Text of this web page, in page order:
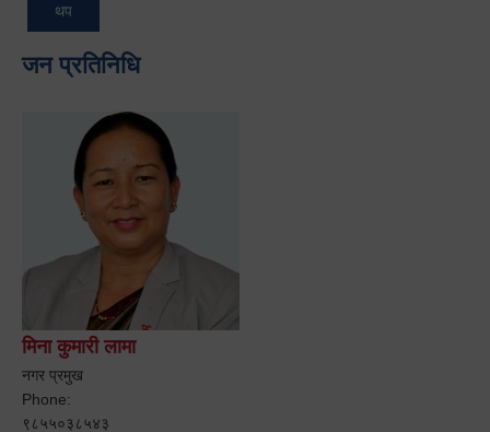
थप
जन प्रतिनिधि
मिना कुमारी लामा
नगर प्रमुख
Phone:
९८५५०३८५४३